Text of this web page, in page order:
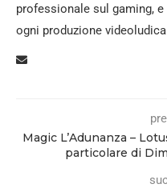
professionale sul gaming,
ogni produzione
Magic L’Adunanza –
particolare di